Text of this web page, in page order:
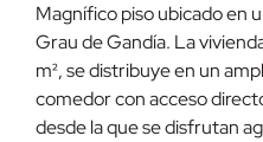
Magnífico piso ubicado en
Grau de Gandía. La
m², se distribuye en un
comedor con acceso
desde la que se disfrutan